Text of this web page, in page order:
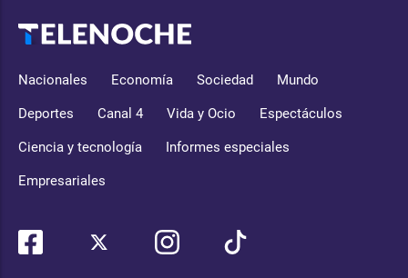
Nacionales Economía Sociedad Mundo
Deportes Canal 4 Vida y Ocio Espectáculos
Ciencia y tecnología Informes especiales
Empresariales